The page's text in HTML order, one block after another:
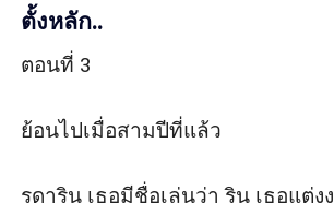
ตั้งหลัก..
ตอนที่ 3
ย้อนไปเมื่อสามปีที่แล้ว
รดาริน เธอมีชื่อเล่นว่า ริน เธอแต่